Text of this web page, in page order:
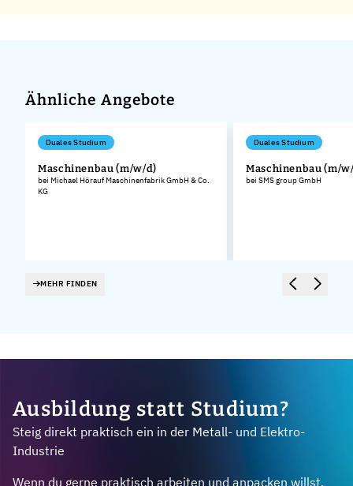
Ähnliche Angebote
Duales Studium
Maschinenbau (m/w/d)
bei Michael Hörauf Maschinenfabrik GmbH & Co.
KG
Duales Studium
Maschinenbau (m/
bei SMS group GmbH
MEHR FINDEN
Ausbildung statt Studium?
Steig direkt praktisch ein in der Metall- und Elektro-
Industrie
Wenn du gerne praktisch arbeiten und anpacken willst,